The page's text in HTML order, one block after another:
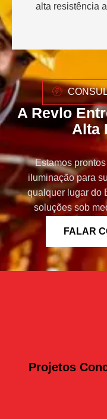
alta resistência
A Revlo
Alta
Estamos
iluminação para
qualquer lugar do
soluções sob
FALAR
Projetos